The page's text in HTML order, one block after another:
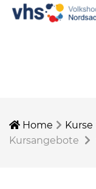
Home Kurse
Kursangebote